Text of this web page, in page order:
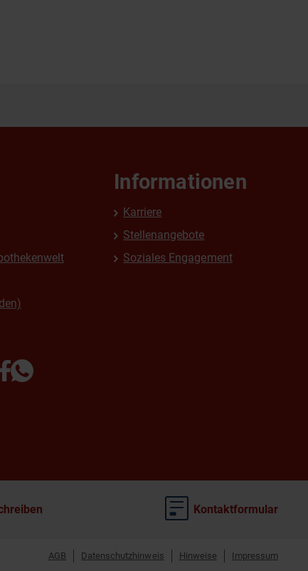
Informationen
Karriere
Stellenangebote
Soziales Engagement
Kontaktformular
AGB Datenschutzhinweis Hinweise Impressum